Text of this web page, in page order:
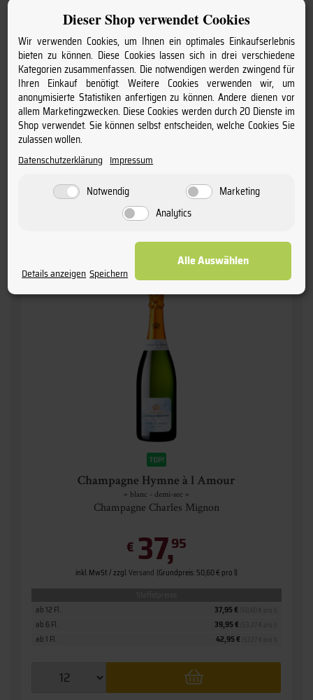
BIO Champagne Blanc
Champagne Charles Mignon
€44,95
inkl. MwSt. / zzgl.Versand(Grundpreis: 59,93 € pro l)
ab 6 Fl.
Staffelpreise
Champagne Hymne à l Amour
» blanc - demi-sec «
Champagne Charles Mignon
€ 37,95
inkl. MwSt. / zzgl.Versand (Grundpreis: 50,60 € pro l)
ab 1 Fl. 42,95 €
ab 6 Fl. 39,95 €
ab 12 Fl. 37,95 €
Dieser Shop verwendet Cookies
Wir verwenden Cookies, um Ihnen ein optimales Einkaufserlebnis
bieten zu können. Diese Cookies lassen sich in drei verschiedene
Kategorien zusammenfassen. Die notwendigen werden zwingend für
Ihren Einkauf benötigt. Weitere Cookies verwenden wir, um
anonymisierte Statistiken anfertigen zu können. Andere dienen vor
allem Marketingzwecken. Diese Cookies werden durch 20 Dienste im
Shop verwendet. Sie können selbst entscheiden, welche Cookies Sie
zulassen wollen.
Datenschutzerklärung Impressum
Notwendig
Marketing
Analytics
Details anzeigen Speichern
Alle Auswählen